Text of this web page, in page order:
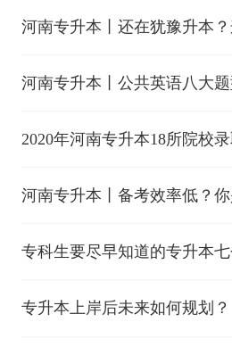
河南专升本丨还在犹豫升本
河南专升本丨公共英语八大
2020年河南专升本18所院校
河南专升本丨备考效率低？
专科生要尽早知道的专升本七
专升本上岸后未来如何规划？